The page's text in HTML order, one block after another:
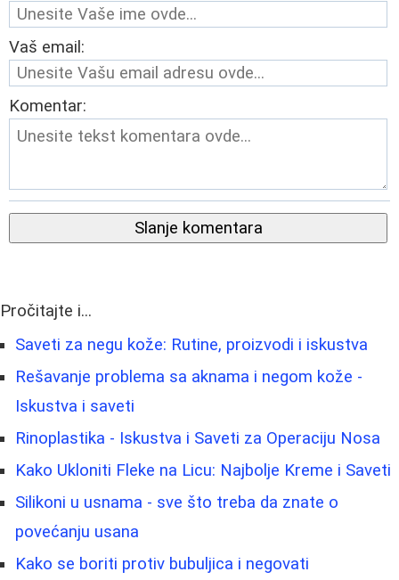
Vaš email:
Komentar:
Slanje komentara
Pročitajte i...
Saveti za negu kože: Rutine, proizvodi i iskustva
Rešavanje problema sa aknama i negom kože -
Iskustva i saveti
Rinoplastika - Iskustva i Saveti za Operaciju Nosa
Kako Ukloniti Fleke na Licu: Najbolje Kreme i Saveti
Silikoni u usnama - sve što treba da znate o
povećanju usana
Kako se boriti protiv bubuljica i negovati